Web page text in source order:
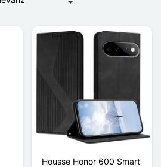
Housse Honor 600 Smart